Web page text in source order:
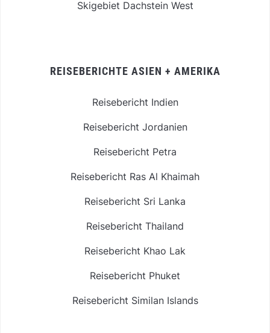
Skigebiet Dachstein West
REISEBERICHTE ASIEN + AMERIKA
Reisebericht Indien
Reisebericht Jordanien
Reisebericht Petra
Reisebericht Ras Al Khaimah
Reisebericht Sri Lanka
Reisebericht Thailand
Reisebericht Khao Lak
Reisebericht Phuket
Reisebericht Similan Islands